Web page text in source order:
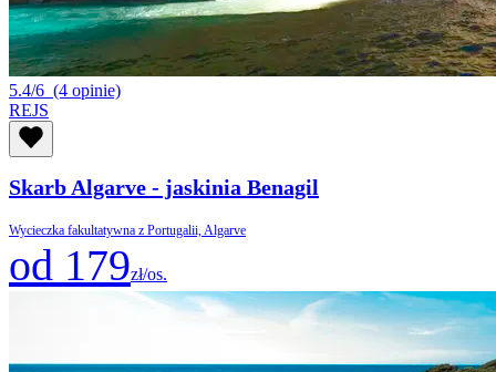
5.4/6 (4 opinie)
REJS
Skarb Algarve - jaskinia Benagil
Wycieczka fakultatywna z Portugalii, Algarve
od 179zł/os.